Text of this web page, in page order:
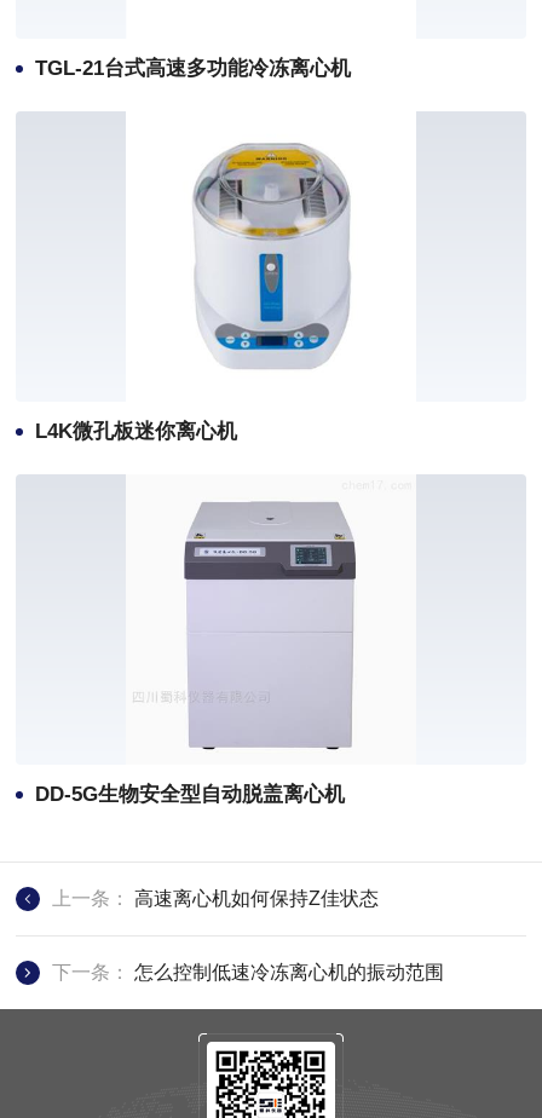
TGL-21台式高速多功能冷冻离心机
L4K微孔板迷你离心机
DD-5G生物安全型自动脱盖离心机
上一条：高速离心机如何保持Z佳状态
下一条：怎么控制低速冷冻离心机的振动范围